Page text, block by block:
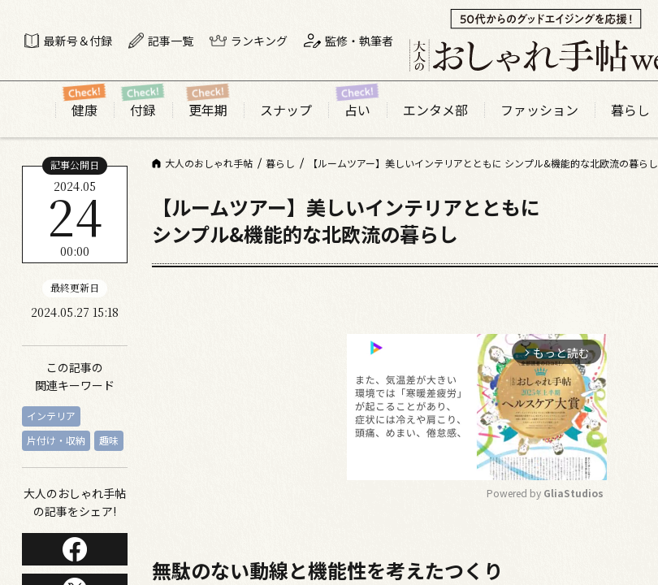
最新号＆付録 記事一覧 ランキング 監修・執筆者
健康 付録 更年期 スナップ 占い エンタメ部 ファッション 暮らし
大人のおしゃれ手帖 暮らし 【ルームツアー】美しいインテリアとともに シンプル&機能的な北欧流の暮らし
記事公開日
2024.05
24
00:00
最終更新日
2024.05.27 15:18
この記事の
関連キーワード
インテリア
片付け・収納
趣味
大人のおしゃれ手帖
の記事をシェア!
【ルームツアー】美しいインテリアとともに
シンプル&機能的な北欧流の暮らし
arrow_forward_ios もっと読む
Powered by GliaStudios
無駄のない動線と機能性を考えたつくり